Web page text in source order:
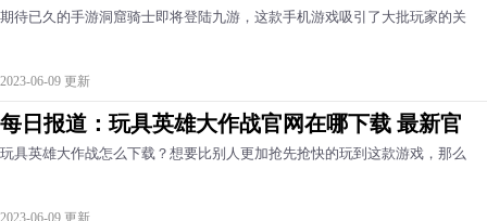
期待已久的手游洞窟骑士即将登陆九游，这款手机游戏吸引了大批玩家的关
2023-06-09 更新
每日报道：玩具英雄大作战官网在哪下载 最新官
玩具英雄大作战怎么下载？想要比别人更加抢先抢快的玩到这款游戏，那么
2023-06-09 更新